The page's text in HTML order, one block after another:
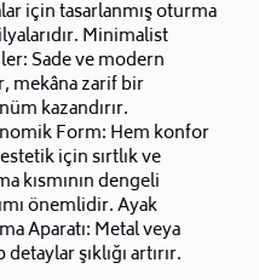
için tasarlanmış oturma
Minimalist
Sade ve modern
mekâna zarif bir
kazandırır.
Form: Hem konfor
için sırtlık ve
kısmının dengeli
önemlidir. Ayak
Aparatı: Metal veya
detaylar şıklığı artırır.